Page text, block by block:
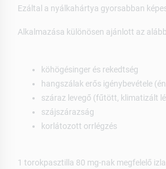
Ezáltal a nyálkahártya gyorsabban
Alkalmazása különösen ajánlott az
köhögésinger és rekedtség
hangszálak erős igénybevétele
száraz levegő (fűtött, klimatizált
szájszárazság
korlátozott orrlégzés
1 torokpasztilla 80 mg-nak megfelelő